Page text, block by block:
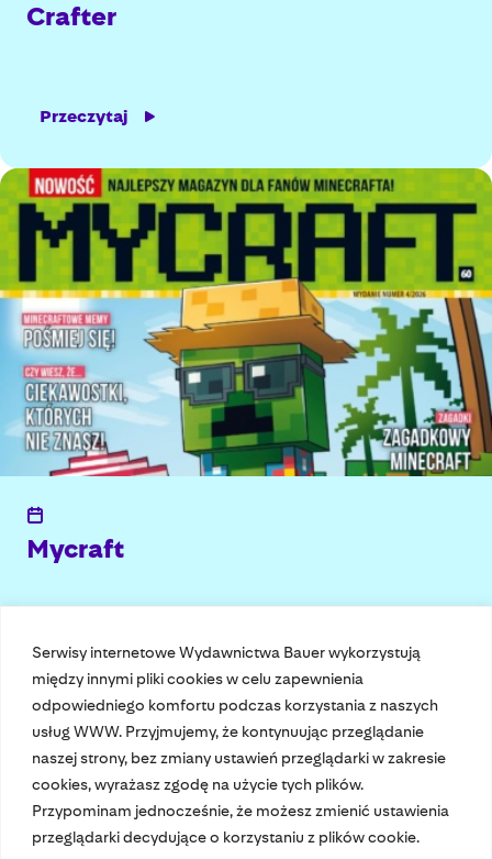
Serwisy internetowe Wydawnictwa Bauer wykorzystują
między innymi pliki cookies w celu zapewnienia
odpowiedniego komfortu podczas korzystania z naszych
usług WWW. Przyjmujemy, że kontynuując przeglądanie
naszej strony, bez zmiany ustawień przeglądarki w zakresie
cookies, wyrażasz zgodę na użycie tych plików.
Przypominam jednocześnie, że możesz zmienić ustawienia
przeglądarki decydujące o korzystaniu z plików cookie.
Crafter
Przeczytaj
Mycraft
Przeczytaj
Nasze czasopisma